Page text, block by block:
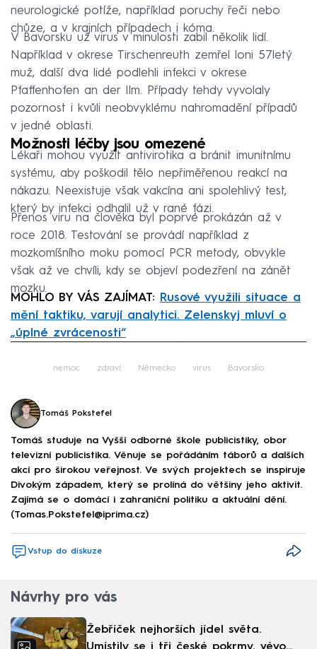
neurologické potíže, například poruchy řeči nebo
chůze, a v krajních případech i kóma.
V Bavorsku už virus v minulosti zabil několik lidí.
Například v okrese Tirschenreuth zemřel loni 57letý
muž, další dva lidé podlehli infekci v okrese
Pfaffenhofen an der Ilm. Případy tehdy vyvolaly
pozornost i kvůli neobvyklému nahromadění případů
v jedné oblasti.
Možnosti léčby jsou omezené
Lékaři mohou využít antivirotika a bránit imunitnímu
systému, aby poškodil tělo nepřiměřenou reakcí na
nákazu. Neexistuje však vakcína ani spolehlivý test,
který by infekci odhalil už v rané fázi.
Přenos viru na člověka byl poprvé prokázán až v
roce 2018. Testování se provádí například z
mozkomíšního moku pomocí PCR metody, obvykle
však až ve chvíli, kdy se objeví podezření na zánět
mozku.
MOHLO BY VÁS ZAJÍMAT:
Rusové využili situace a
mění taktiku, varují analytici. Zelenskyj mluví o
„úplné zvrácenosti“
nemoc zdraví Německo virus Bavorsko
Tomáš Pokstefel
Tomáš studuje na Vyšší odborné škole publicistiky, obor
televizní publicistika. Věnuje se pořádáním táborů a dalších
akcí pro širokou veřejnost. Ve svých projektech se inspiruje
Divokým západem, který se prolíná do většiny jeho aktivit.
Zajímá se o domácí i zahraniční politiku a aktuální dění.
(Tomas.Pokstefel@iprima.cz)
Vstup do diskuze
Návrhy pro vás
Žebříček nejhorších jídel světa.